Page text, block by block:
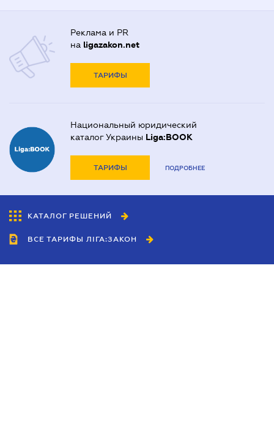
Реклама и PR
на ligazakon.net
ТАРИФЫ
Национальный юридический
каталог Украины Liga:BOOK
ТАРИФЫ ПОДРОБНЕЕ
КАТАЛОГ РЕШЕНИЙ
ВСЕ ТАРИФЫ ЛІГА:ЗАКОН